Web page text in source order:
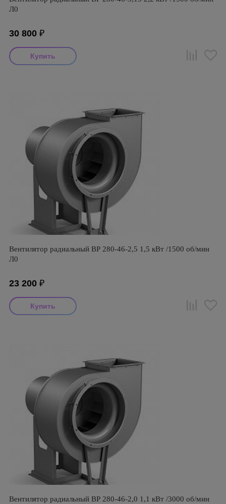
Л0
30 800 ₽
Вентилятор радиальный ВР 280-46-2,5 1,5 кВт /1500 об/мин
Л0
23 200 ₽
Вентилятор радиальный ВР 280-46-2,0 1,1 кВт /3000 об/мин